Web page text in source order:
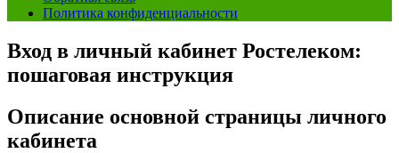
Политика конфиденциальности
Вход в личный кабинет Ростелеком:
пошаговая инструкция
Описание основной страницы личного
кабинета